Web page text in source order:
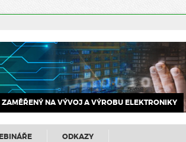
NA VÝVOJ A VÝROBU ELEKTRONIKY
ODKAZY